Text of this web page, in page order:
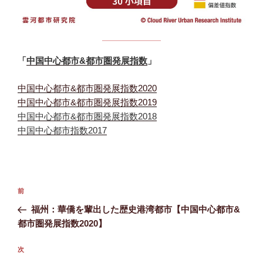
「中国中心都市&都市圏発展指数 」
中国中心都市&都市圏発展指数2020
中国中心都市&都市圏発展指数2019
中国中心都市&都市圏発展指数2018
中国中心都市指数2017
投
ナ
ゲ
前
の
投
前
福州：華僑を輩出した歴史港湾都市【中国中心都市&
都市圏発展指数2020】
次
次